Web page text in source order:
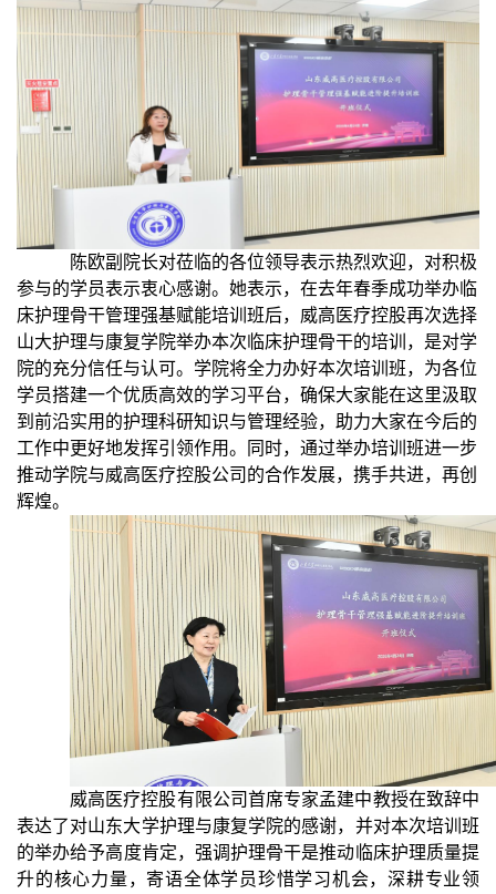
陈欧副院长对莅临的各位领导表示热烈欢迎，对积极
参与的学员表示衷心感谢。她表示，在去年春季成功举办 临
床护理骨干管理强基赋能培训班后，威高医疗控股再次选择
山大护理与康复学院举办本次临床护理骨干的培训，是对学
院的充分信任与认可。学院将全力办好本次培训班，为各位
学员搭建一个优质高效的学习平台，确保大家能在这里汲取
到 前沿实用的护理科研知识与管理经验，助力大家在今后的
工作中更好地发挥引领作用。同时，通过举办培训班进一步
推动学院与威高医疗控股公司的合作发展，携手共进，再创
辉煌。
威高医疗控股有限公司首席专家孟建中教授在致辞中
表达了对山东大学护理与康复学院的感谢， 并对本次培训班
的举办给予高度肯定，强调护理骨干是推动临床护理质量提
升的核心力量， 寄语全体学员珍惜学习机会，深耕专业领